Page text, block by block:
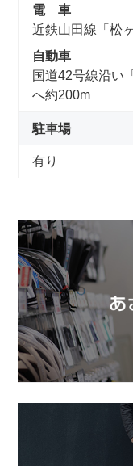
電 車
近鉄山田線「松
自動車
国道42号線沿い
へ約200m
駐車場
有り